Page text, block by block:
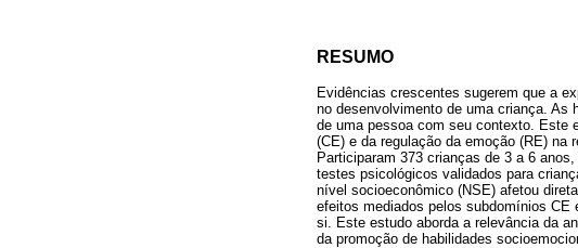
RESUMO
Evidências crescentes sugerem que a
no desenvolvimento de uma criança. As
de uma pessoa com seu contexto. Este
(CE) e da regulação da emoção (RE) na
Participaram 373 crianças de 3 a 6
testes psicológicos validados para
nível socioeconômico (NSE) afetou
efeitos mediados pelos subdomínios CE
si. Este estudo aborda a relevância da
da promoção de habilidades